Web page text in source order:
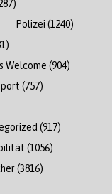
Polizei (1240)
Welcome (904)
(757)
(917)
(1056)
(3816)